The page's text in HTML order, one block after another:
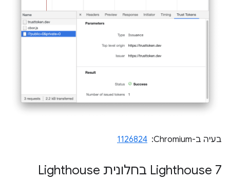
בעיה ב-Chromium: ‏ 1126824
‫Lighthouse 7 בחלונית Lighthouse